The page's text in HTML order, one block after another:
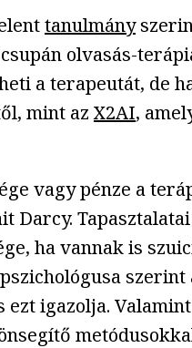
tanulmány
olvasás-
a terapeutát, de
mint azX2AI,
vagy pénze a
Darcy.
ha vannak is
ezt igazolja.